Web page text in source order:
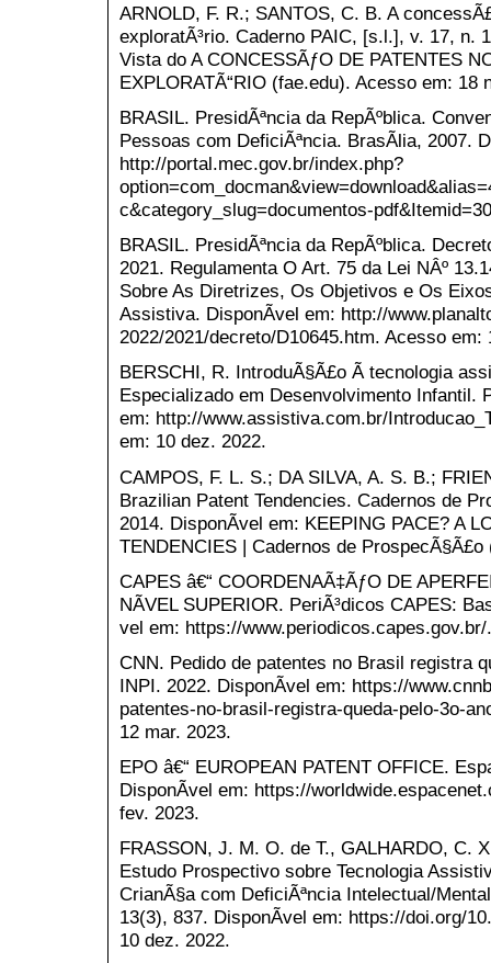
ARNOLD, F. R.; SANTOS, C. B. A
exploratÃ³rio. Caderno PAIC, [s.l.], v. 17, n.
Vista do A CONCESSÃƒO DE PATENTES
EXPLORATÃ“RIO (fae.edu). Acesso em: 18
BRASIL. PresidÃªncia da RepÃºblica.
Pessoas com DeficiÃªncia. BrasÃ­lia, 2007.
http://portal.mec.gov.br/index.php?
c&category_slug=documentos-
BRASIL. PresidÃªncia da RepÃºblica.
2021. Regulamenta O Art. 75 da Lei NÂº
Sobre As Diretrizes, Os Objetivos e Os
Assistiva. DisponÃ­vel em: http://
2022/2021/decreto/D10645.htm. Acesso em:
BERSCHI, R. IntroduÃ§Ã£o Ã tecnologia
Especializado em Desenvolvimento Infantil.
em: http://www.assistiva.com.br/
em: 10 dez. 2022.
CAMPOS, F. L. S.; DA SILVA, A. S. B.;
Brazilian Patent Tendencies. Cadernos de
2014. DisponÃ­vel em: KEEPING PACE? A
TENDENCIES | Cadernos de
CAPES â€“ COORDENAÃ‡ÃƒO DE
NÃVEL SUPERIOR. PeriÃ³dicos CAPES:
vel em: https://
CNN. Pedido de patentes no Brasil registra
INPI. 2022. DisponÃ­vel em: https://
patentes-no-brasil-registra-queda-pelo-3o-
12 mar. 2023.
EPO â€“ EUROPEAN PATENT OFFICE.
DisponÃ­vel em: https://
fev. 2023.
FRASSON, J. M. O. de T., GALHARDO, C.
Estudo Prospectivo sobre Tecnologia
CrianÃ§a com DeficiÃªncia Intelectual/
13(3), 837. DisponÃ­vel em: https://doi.org/
10 dez. 2022.